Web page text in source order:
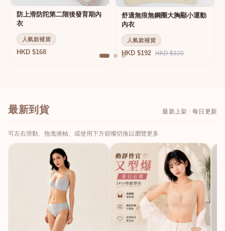
防上滑防陀第二階後發育期內
衣
人氣款補貨
HKD $168
舒適無痕無鋼圈大胸顯小運動
內衣
人氣款補貨
HKD $192 HKD $320
最新到貨 最新上架 · 每日更新
可左右滑動、拖曳捲軸、或使用下方箭嘴切換以瀏覽更多